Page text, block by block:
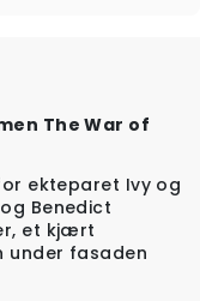
The War of
ekteparet Ivy og
Benedict
et kjært
under fasaden